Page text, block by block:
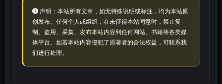
声明：本站所有文章，如无特殊说明或标注，均为本站原
创发布。任何个人或组织，在未征得本站同意时，禁止复
制、盗用、采集、发布本站内容到任何网站、书籍等各类媒
体平台。如若本站内容侵犯了原著者的合法权益，可联系我
们进行处理。